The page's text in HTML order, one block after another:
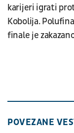
karijeri igrati
Kobolija.
finale je
POVEZANE